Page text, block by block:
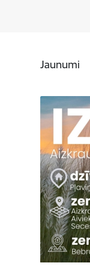
Jaunumi